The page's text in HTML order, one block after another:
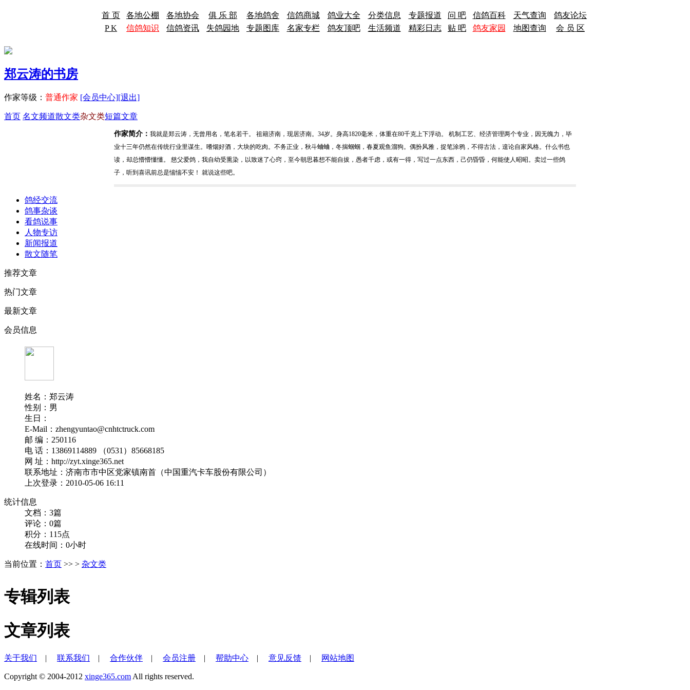
首 页 各地公棚 各地协会 俱 乐 部 各地鸽舍 信鸽商城 鸽业大全 分类信息 专题报道 问 吧 信鸽百科 天气查询
鸽友论坛
P K
信鸽知识 信鸽资讯 失鸽园地 专题图库 名家专栏 鸽友顶吧 生活频道 精彩日志 贴 吧 鸽友家园 地图查询 会 员 区
郑云涛的书房
作家等级： 普通作家 [会员中心][退出]
首页 名文频道散文类杂文类短篇文章
作家简介： 我就是郑云涛，无曾用名，笔名若干。 祖籍济南，现居济南。34岁。身高1820毫米，体重在80千克上下浮动。 机制工艺、经济管理两个专业，因无魄力，毕
业十三年仍然在传统行业里谋生。嗜烟好酒，大块的吃肉。不务正业，秋斗蛐蛐，冬揣蝈蝈，春夏观鱼溜狗。偶扮风雅，捉笔涂鸦，不得古法，遑论自家风格。什么书也
读，却总懵懵懂懂。 慈父爱鸽，我自幼受熏染，以致迷了心窍，至今朝思暮想不能自拔，愚者千虑，或有一得，写过一点东西，己仍昏昏，何能使人昭昭。卖过一些鸽
子，听到喜讯前总是惴惴不安！ 就说这些吧。
鸽经交流
鸽事杂谈
看鸽说事
人物专访
新闻报道
散文随笔
推荐文章
热门文章
最新文章
会员信息
姓名：郑云涛
性别：男
生日：
E-Mail：zhengyuntao@cnhtctruck.com
邮 编：250116
电 话：13869114889 （0531）85668185
网 址：http://zyt.xinge365.net
联系地址：济南市市中区党家镇南首（中国重汽卡车股份有限公司）
上次登录：2010-05-06 16:11
统计信息
文档：3篇
评论：0篇
积分：115点
在线时间：0小时
当前位置： 首页 >> > 杂文类
专辑列表
文章列表
关于我们 | 联系我们 | 合作伙伴 | 会员注册 | 帮助中心 | 意见反馈 | 网站地图
Copyright © 2004-2012 xinge365.com All rights reserved.